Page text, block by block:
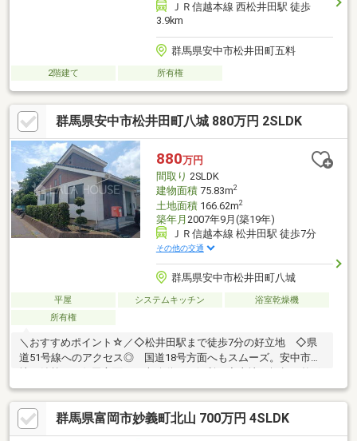
ＪＲ信越本線 西松井田駅 徒歩
3.9km
群馬県安中市松井田町五料
2階建て 所有権
群馬県安中市松井田町八城 880万円 2SLDK
880万円
間取り 2SLDK
建物面積75.83m2
土地面積166.62m2
築年月 2007年9月(築19年)
ＪＲ信越本線 松井田駅 徒歩7分
その他の交通
群馬県安中市松井田町八城
平屋 システムキッチン
浴室乾燥機
所有権
＼おすすめポイント☆／◇松井田駅まで徒歩7分の好立地 ◇県
道51号線へのアクセス◎ 国道18号方面へもスムーズ。安中市街
地 駐車場は2台まで並列駐車が可能で、毎日の車の出し入れも快
適。◇建物は人気の平屋で非常にキレイ 暮らしやすいワンフロ
ア。閑静な住宅街に位置し、周辺は交通量も少なく落ち着いた住
環境。◇西側付属物として収納たっぷりの倉庫あり 1階は収納
群馬県富岡市妙義町北山 700万円 4SLDK